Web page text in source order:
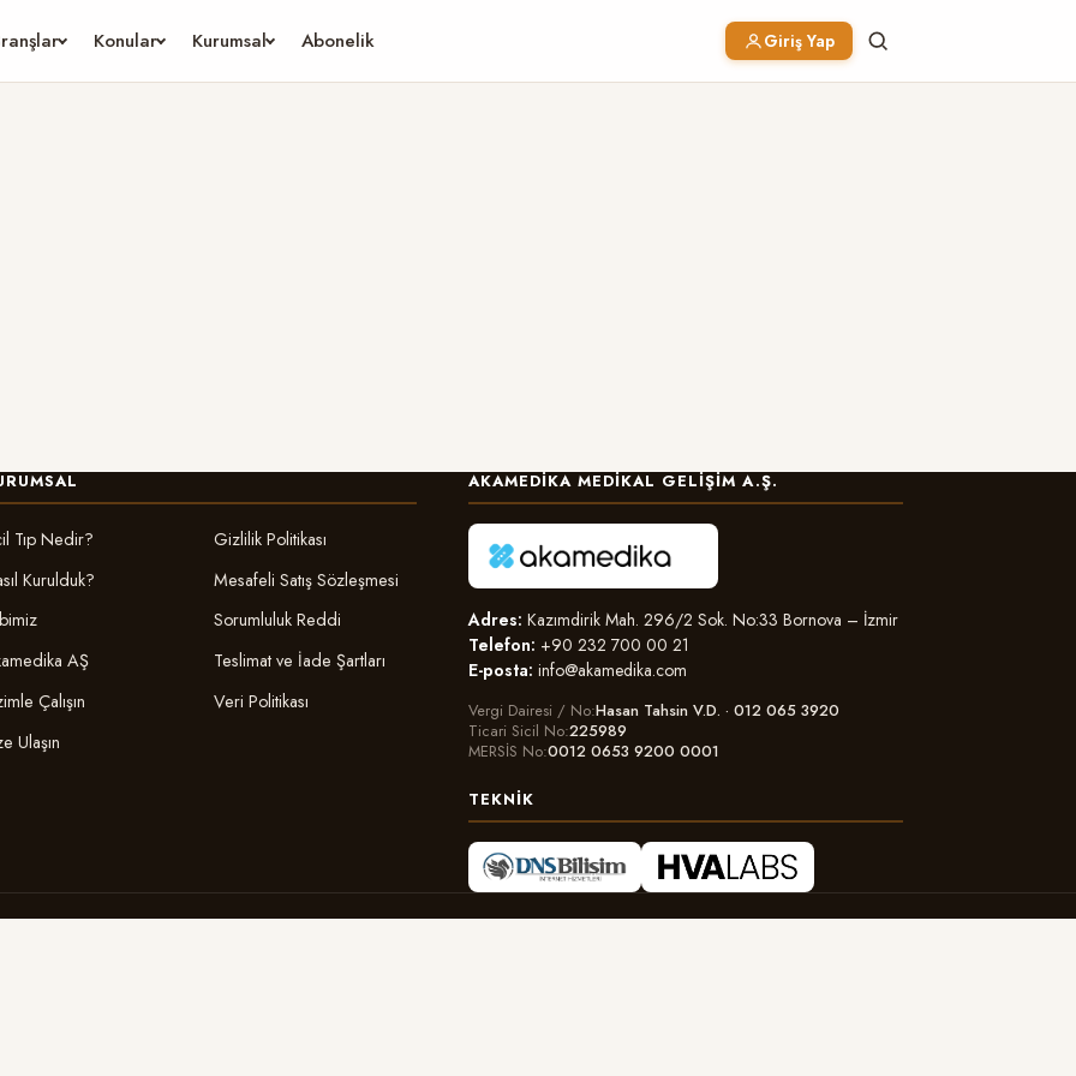
Konular Kurumsal Abonelik Giriş Yap
Tıp Nedir?
Kurulduk?
AŞ
Çalışın
Ulaşın
Gizlilik Politikası
Mesafeli Satış Sözleşmesi
Sorumluluk Reddi
Teslimat ve İade Şartları
Veri Politikası
AKAMEDIKA MEDIKAL GELIŞIM A.Ş.
Adres: Kazımdirik Mah. 296/2 Sok. No:33 Bornova – İzmir
Telefon: +90 232 700 00 21
E-posta: info@akamedika.com
Vergi Dairesi / No Hasan Tahsin V.D. · 012 065 3920
Ticari Sicil No 225989
MERSİS No 0012 0653 9200 0001
TEKNIK